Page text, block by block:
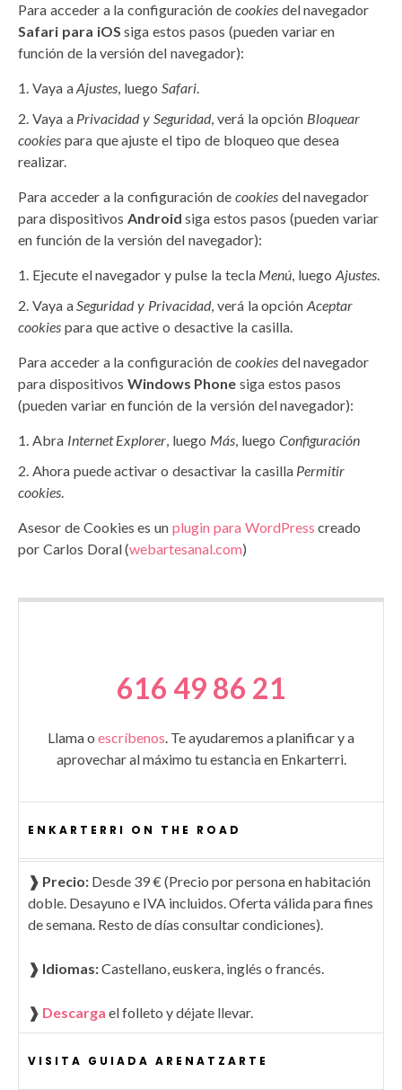
Para acceder a la configuración de cookiesdel navegador
Safari para iOS siga estos pasos (pueden variar en
función de la versión del navegador):
Vaya aAjustes, luegoSafari.
Vaya a Privacidad y Seguridad, verá la opción Bloquear
cookies para que ajuste el tipo de bloqueo que desea
realizar.
Para acceder a la configuración de cookiesdel navegador
para dispositivos Android siga estos pasos (pueden variar
en función de la versión del navegador):
Ejecute el navegador y pulse la tecla Menú, luegoAjustes.
Vaya aSeguridad y Privacidad, verá la opciónAceptar
cookies para que active o desactive la casilla.
Para acceder a la configuración de cookiesdel navegador
para dispositivos Windows Phone siga estos pasos
(pueden variar en función de la versión del navegador):
Abra Internet Explorer, luego Más, luego Configuración
Ahora puede activar o desactivar la casilla Permitir
cookies.
Asesor de Cookies es unplugin para WordPress creado
por Carlos Doral (webartesanal.com)
616 49 86 21
Llama o escríbenos. Te ayudaremos a planificar y a
aprovechar al máximo tu estancia en Enkarterri.
ENKARTERRI ON THE ROAD
❱ Precio: Desde 39 € (Precio por persona en habitación
doble. Desayuno e IVA incluidos. Oferta válida para fines
de semana. Resto de días consultar condiciones).
❱ Idiomas:Castellano, euskera, inglés o francés.
❱ Descarga el folleto y déjate llevar.
VISITA GUIADA ARENATZARTE